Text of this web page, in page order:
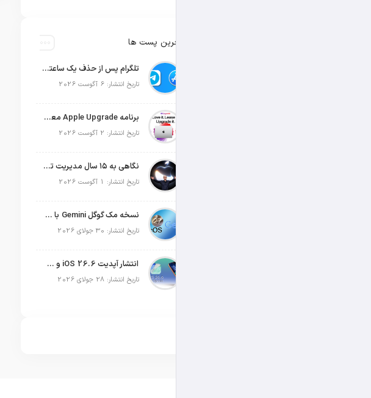
آخرین پست ها
تلگرام پس از حذف یک ساعته به اپ استور بازگشت
تاریخ انتشار: 6 آگوست 2026
برنامه Apple Upgrade معرفی شد؛ شرایط اپل برای اجاره آیفون، آیپد، مک و اپل واچ
تاریخ انتشار: 2 آگوست 2026
نگاهی به ۱۵ سال مدیریت تیم کوک در اپل
تاریخ انتشار: 1 آگوست 2026
نسخه مک گوگل Gemini با قابلیت تحلیل صفحه و دستورات صوتی در به‌روزرسانی جدید
تاریخ انتشار: 30 جولای 2026
انتشار آپدیت iOS 26.6 و iPadOS 26.6
تاریخ انتشار: 28 جولای 2026